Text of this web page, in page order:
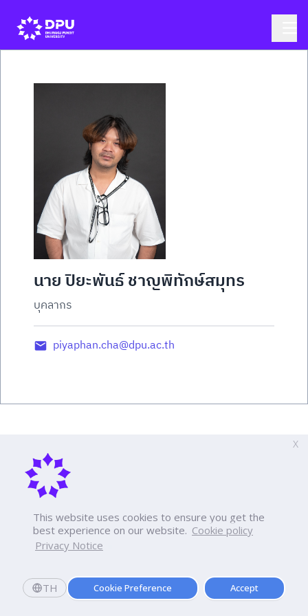
This website uses cookies to ensure you get the
best experience on our website. Cookie policy
Privacy Notice
TH Cookie Preference Accept
X
นาย ปิยะพันธ์ ชาญพิทักษ์สมุทร
บุคลากร
piyaphan.cha@dpu.ac.th